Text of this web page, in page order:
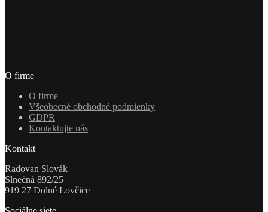
O firme
O firme
Všeobecné obchodné podmienky
GDPR
Kontaktujte nás
Kontakt
Radovan Slovák
Slnečná 892/25
919 27 Dolné Lovčice